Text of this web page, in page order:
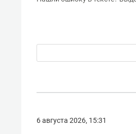
6 августа 2026, 15:31